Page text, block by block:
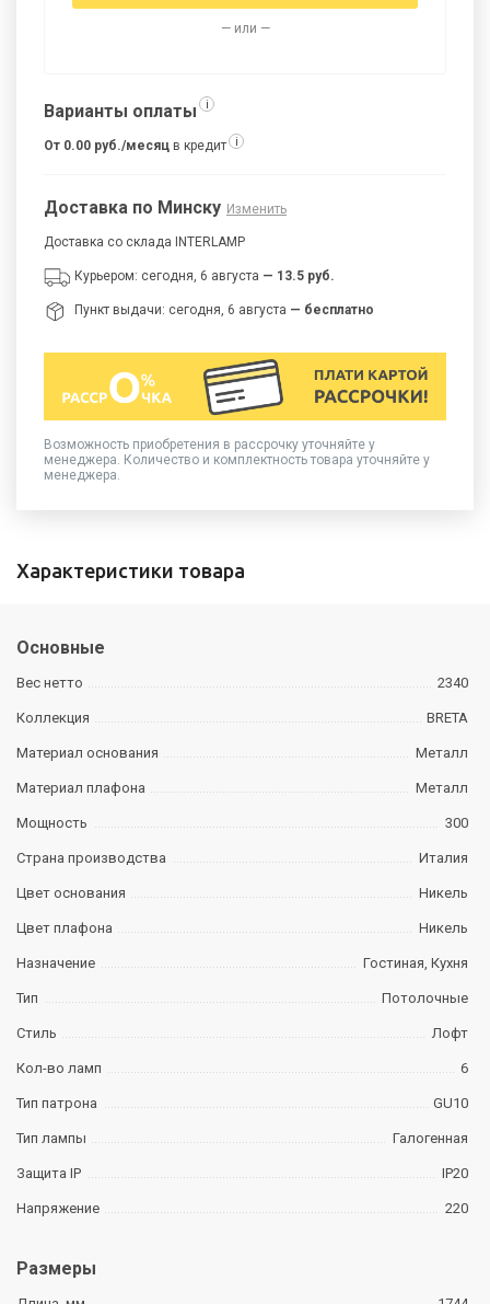
— или —
Варианты оплаты i
От 0.00 руб./месяц в кредит i
Доставка по Минску Изменить
Доставка со склада INTERLAMP
Курьером: сегодня, 6 августа — 13.5 руб.
Пункт выдачи: сегодня, 6 августа — бесплатно
Возможность приобретения в рассрочку уточняйте у
менеджера. Количество и комплектность товара уточняйте у
менеджера.
Характеристики товара
Основные
Вес нетто 2340
Коллекция BRETA
Материал основания Металл
Материал плафона Металл
Мощность 300
Страна производства Италия
Цвет основания Никель
Цвет плафона Никель
Назначение Гостиная, Кухня
Тип Потолочные
Стиль Лофт
Кол-во ламп 6
Тип патрона GU10
Тип лампы Галогенная
Защита IP IP20
Напряжение 220
Размеры